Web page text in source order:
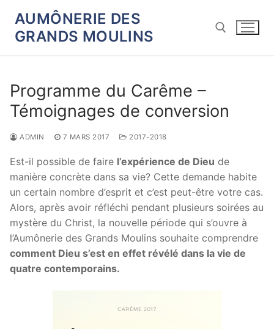
contenu
AUMÔNERIE DES
GRANDS MOULINS
Programme du Carême –
Témoignages de conversion
ADMIN 7 MARS 2017 2017-2018
Est-il possible de faire l’expérience de Dieu de
manière concrète dans sa vie? Cette demande habite
un certain nombre d’esprit et c’est peut-être votre cas.
Alors, après avoir réfléchi pendant plusieurs soirées au
mystère du Christ, la nouvelle période qui s’ouvre à
l’Aumônerie des Grands Moulins souhaite comprendre
comment Dieu s’est en effet révélé dans la vie de
quatre contemporains.